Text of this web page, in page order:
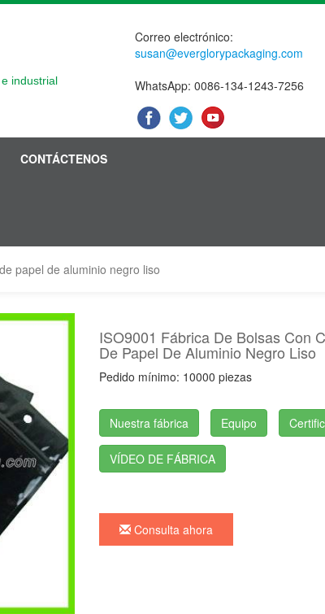
industrial
Correo electrónico:
susan@everglorypackaging.com
WhatsApp: 0086-134-1243-7256
CONTÁCTENOS
papel de aluminio negro liso
ISO9001 Fábrica De Bolsas Con
De Papel De Aluminio Negro Liso
Pedido mínimo: 10000 piezas
Nuestra fábrica Equipo
VÍDEO DE FÁBRICA
Consulta ahora